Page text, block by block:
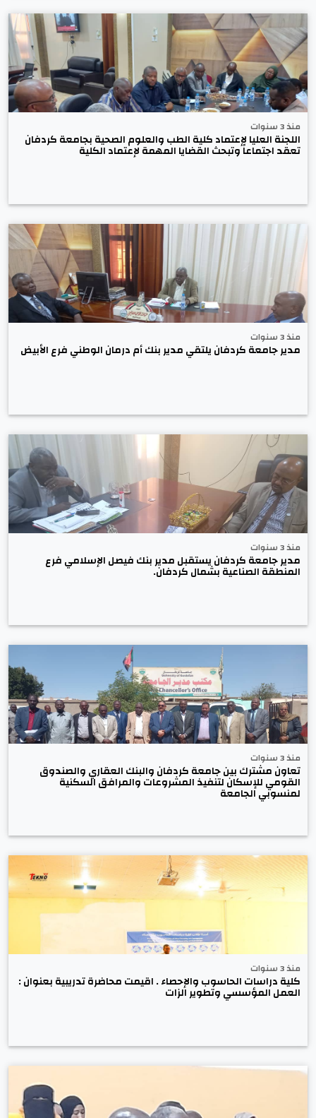
منذ 3 سنوات
اللجنة العليا لإعتماد كلية الطب والعلوم الصحية بجامعة كردفان
تعقد اجتماعاً وتبحث القضايا المهمة لإعتماد الكلية
منذ 3 سنوات
مدير جامعة كردفان يلتقي مدير بنك أم درمان الوطني فرع الأبيض
منذ 3 سنوات
مدير جامعة كردفان يستقبل مدير بنك فيصل الإسلامي فرع
المنطقة الصناعية بشمال كردفان.
منذ 3 سنوات
تعاون مشترك بين جامعة كردفان والبنك العقاري والصندوق
القومي للإسكان لتنفيذ المشروعات والمرافق السكنية
لمنسوبي الجامعة
منذ 3 سنوات
كلية دراسات الحاسوب والإحصاء . اقيمت محاضرة تدريبية بعنوان :
العمل المؤسسي وتطوير الزات